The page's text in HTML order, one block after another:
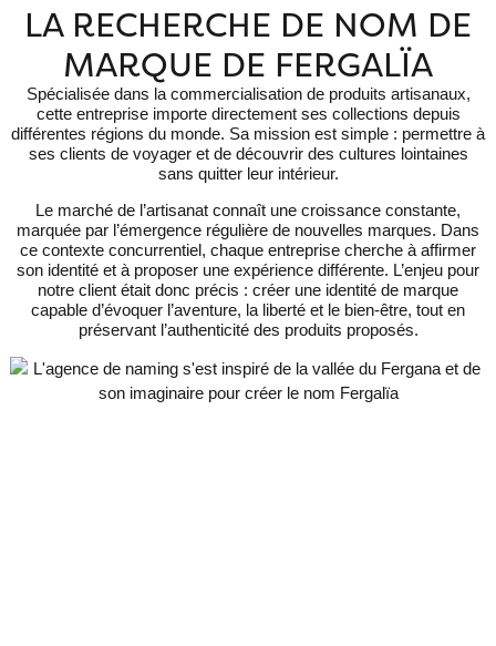
LA RECHERCHE DE NOM DE
MARQUE DE FERGALÏA
Spécialisée dans la commercialisation de produits artisanaux,
cette entreprise importe directement ses collections depuis
différentes régions du monde. Sa mission est simple : permettre à
ses clients de voyager et de découvrir des cultures lointaines
sans quitter leur intérieur.
Le marché de l’artisanat connaît une croissance constante,
marquée par l’émergence régulière de nouvelles marques. Dans
ce contexte concurrentiel, chaque entreprise cherche à affirmer
son identité et à proposer une expérience différente. L’enjeu pour
notre client était donc précis : créer une identité de marque
capable d’évoquer l’aventure, la liberté et le bien-être, tout en
préservant l’authenticité des produits proposés.